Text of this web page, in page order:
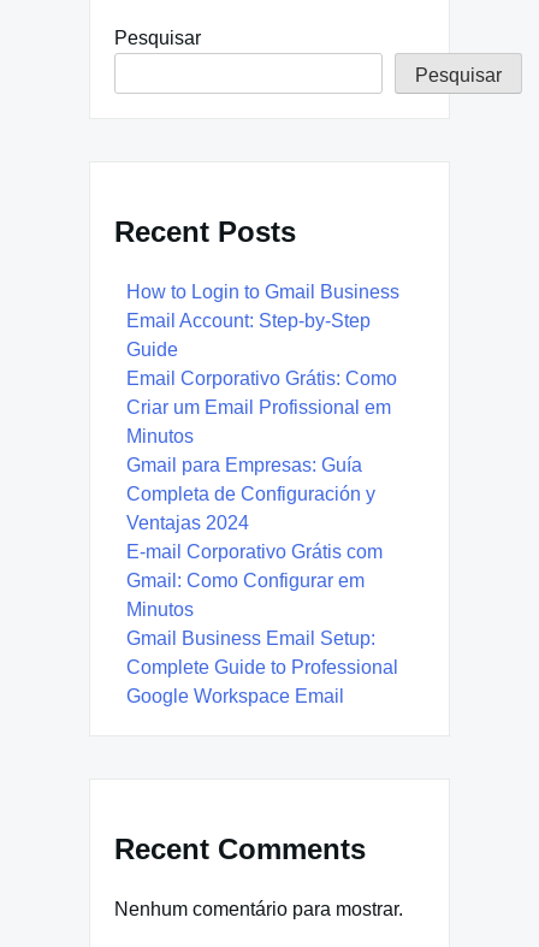
Pesquisar
Pesquisar
Recent Posts
How to Login to Gmail Business
Email Account: Step-by-Step
Guide
Email Corporativo Grátis: Como
Criar um Email Profissional em
Minutos
Gmail para Empresas: Guía
Completa de Configuración y
Ventajas 2024
E-mail Corporativo Grátis com
Gmail: Como Configurar em
Minutos
Gmail Business Email Setup:
Complete Guide to Professional
Google Workspace Email
Recent Comments
Nenhum comentário para mostrar.